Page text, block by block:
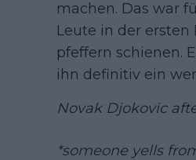
machen. Das war
Leute in der
pfeffern schienen.
ihn definitiv ein
Novak Djokovic
*someone yells